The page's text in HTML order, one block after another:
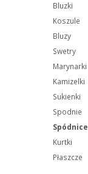
Bluzki
Koszule
Bluzy
Swetry
Marynarki
Kamizelki
Sukienki
Spodnie
Spódnice
Kurtki
Płaszcze